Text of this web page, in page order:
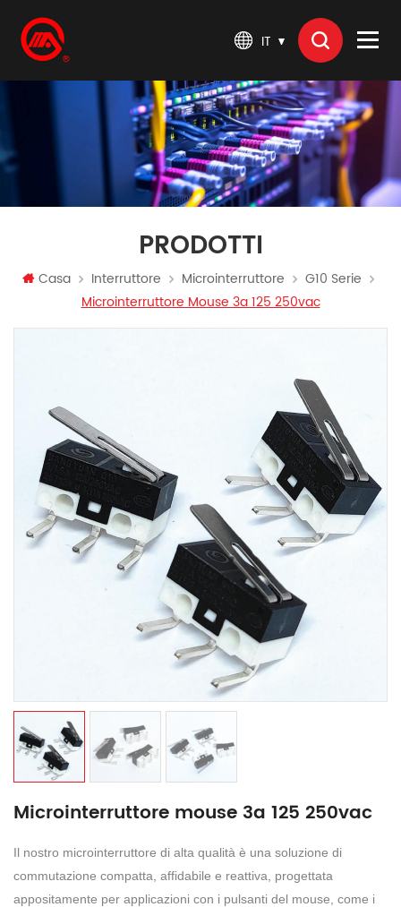
IT
PRODOTTI
Casa Interruttore Microinterruttore
G10 Serie
Microinterruttore Mouse 3a 125 250vac
Microinterruttore mouse 3a 125 250vac
Il nostro microinterruttore di alta qualità è una soluzione di
commutazione compatta, affidabile e reattiva, progettata
appositamente per applicazioni con i pulsanti del mouse, come i